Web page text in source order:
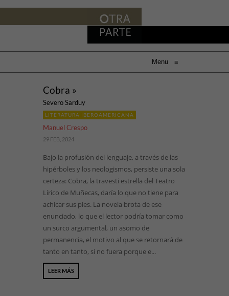
Menu ≡
Cobra »
Severo Sarduy
LITERATURA IBEROAMERICANA
Manuel Crespo
29 FEB, 2024
Bajo la profusión del lenguaje, a través de las
hipérboles y los neologismos, persiste una sola
certeza: Cobra, la travesti estrella del Teatro
Lírico de Muñecas, daría lo que no tiene para
achicar sus pies. La novela brota de ese
enunciado, lo que el lector podría tomar como
un surco argumental, un asomo de
permanencia, el motivo al que se retornará de
tanto en tanto, si no fuera porque e...
LEER MÁS